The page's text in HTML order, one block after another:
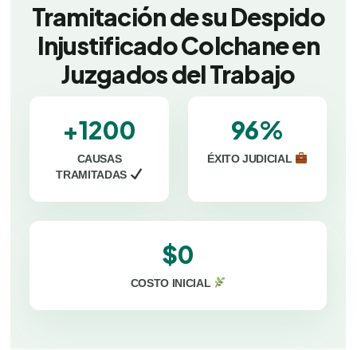
Tramitación de su Despido
Injustificado Colchane en
Juzgados del Trabajo
+1200
CAUSAS
TRAMITADAS
96%
ÉXITO JUDICIAL
$0
COSTO INICIAL